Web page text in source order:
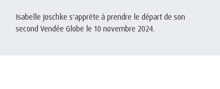
Isabelle Joschke s'apprête à prendre le départ de son
second Vendée Globe le 10 novembre 2024.